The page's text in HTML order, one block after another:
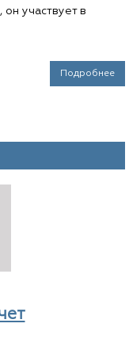
участвует в
Подробнее